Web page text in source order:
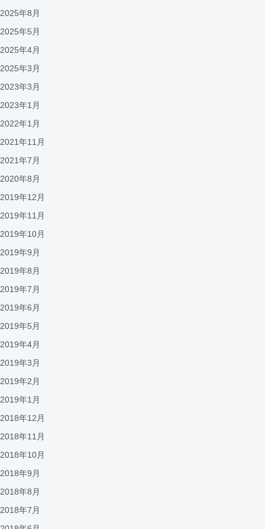
2025年8月
2025年5月
2025年4月
2025年3月
2023年3月
2023年1月
2022年1月
2021年11月
2021年7月
2020年8月
2019年12月
2019年11月
2019年10月
2019年9月
2019年8月
2019年7月
2019年6月
2019年5月
2019年4月
2019年3月
2019年2月
2019年1月
2018年12月
2018年11月
2018年10月
2018年9月
2018年8月
2018年7月